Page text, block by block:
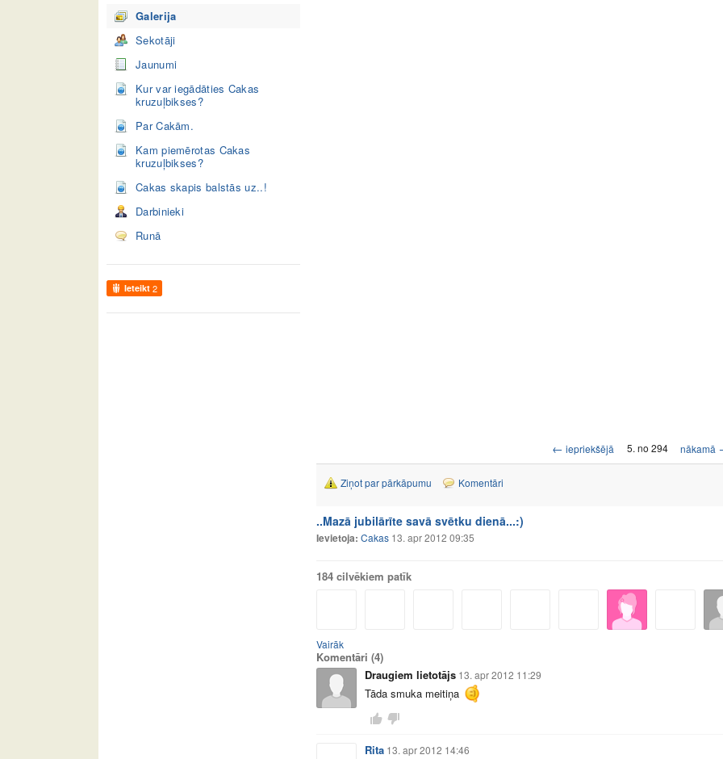
Galerija
Sekotāji
Jaunumi
Kur var iegādāties Cakas
kruzuļbikses?
Par Cakām.
Kam piemērotas Cakas
kruzuļbikses?
Cakas skapis balstās uz..!
Darbinieki
Runā
Ieteikt 2
← iepriekšējā 5. no 294 nākamā
Ziņot par pārkāpumu Komentāri
..Mazā jubilārīte savā svētku dienā...:)
Ievietoja: Cakas 13. apr 2012 09:35
184 cilvēkiem patīk
Vairāk
Komentāri (4)
Draugiem lietotājs 13. apr 2012 11:29
Tāda smuka meitiņa
Rita 13. apr 2012 14:46